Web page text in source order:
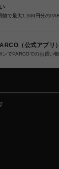
物で最大1,500円分の
（公式アプリ）
ンでPARCOでのお買い